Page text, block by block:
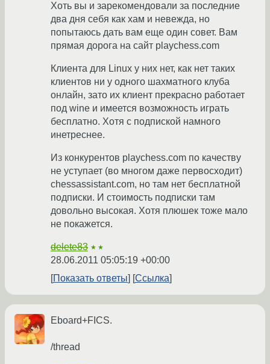
Хоть вы и зарекомендовали за последние
два дня себя как хам и невежда, но
попытаюсь дать вам еще один совет. Вам
прямая дорога на сайт playchess.com
Клиента для Linux у них нет, как нет таких
клиентов ни у одного шахматного клуба
онлайн, зато их клиент прекрасно работает
под wine и имеется возможность играть
бесплатно. Хотя с подпиской намного
инетреснее.
Из конкурентов playchess.com по качеству
не уступает (во многом даже первосходит)
chessassistant.com, но там нет бесплатной
подписки. И стоимость подписки там
довольно высокая. Хотя плюшек тоже мало
не покажется.
delete83 ★★
28.06.2011 05:05:19 +00:00
Показать ответы
Ссылка
Eboard+FICS.
/thread